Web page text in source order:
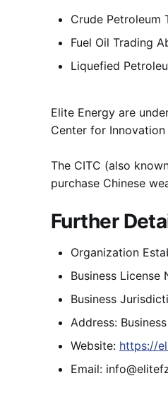
Crude Petroleum
Fuel Oil Trading
Liquefied
Elite Energy are
Center for
The CITC (also
purchase Chinese
Further
Organization
Business License
Business
Address:
Website: https://
Email: